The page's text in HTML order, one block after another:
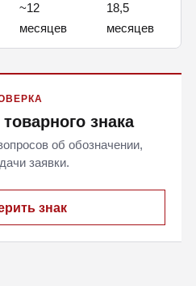
~12
месяцев
18,5
месяцев
знака
об обозначении,
заявки.
знак